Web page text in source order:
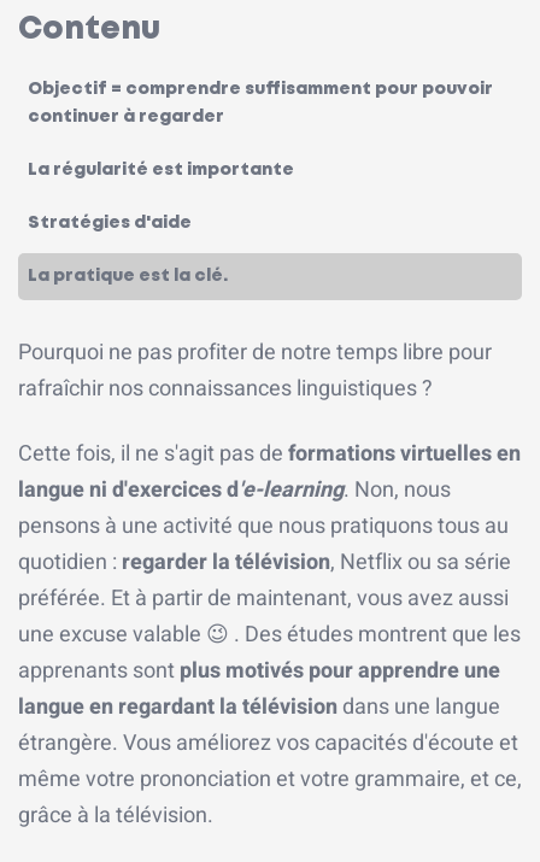
Contenu
Objectif = comprendre suffisamment pour pouvoir
continuer à regarder
La régularité est importante
Stratégies d'aide
La pratique est la clé.
Pourquoi ne pas profiter de notre temps libre pour
rafraîchir nos connaissances linguistiques ?
Cette fois, il ne s'agit pas deformations virtuelles en
langue ni d'exercices d'e-learning. Non, nous
pensons à une activité que nous pratiquons tous au
quotidien : regarder la télévision, Netflix ou sa série
préférée. Et à partir de maintenant, vous avez aussi
une excuse valable 😉 . Des études montrent que les
apprenants sontplus motivés pour apprendre une
langue en regardant la télévisiondans une langue
étrangère. Vous améliorez vos capacités d'écoute et
même votre prononciation et votre grammaire, et ce,
grâce à la télévision.